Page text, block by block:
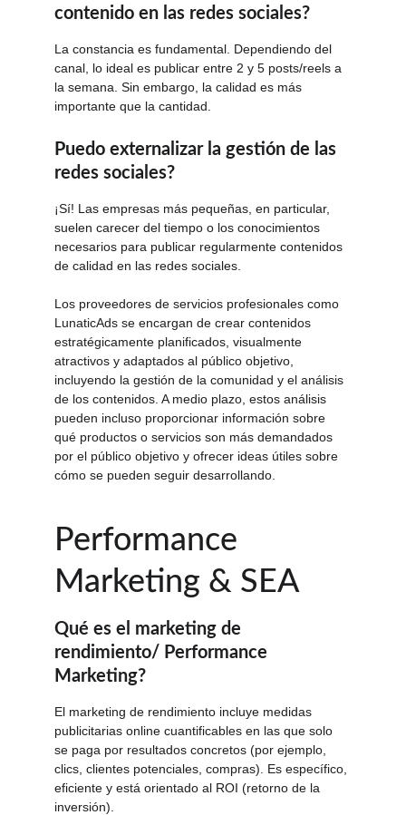
contenido en las redes sociales?
La constancia es fundamental. Dependiendo del
canal, lo ideal es publicar entre 2 y 5 posts/reels a
la semana. Sin embargo, la calidad es más
importante que la cantidad.
Puedo externalizar la gestión de las
redes sociales?
¡Sí! Las empresas más pequeñas, en particular,
suelen carecer del tiempo o los conocimientos
necesarios para publicar regularmente contenidos
de calidad en las redes sociales.
Los proveedores de servicios profesionales como
LunaticAds se encargan de crear contenidos
estratégicamente planificados, visualmente
atractivos y adaptados al público objetivo,
incluyendo la gestión de la comunidad y el análisis
de los contenidos. A medio plazo, estos análisis
pueden incluso proporcionar información sobre
qué productos o servicios son más demandados
por el público objetivo y ofrecer ideas útiles sobre
cómo se pueden seguir desarrollando.
Qué es el marketing de
rendimiento/ Performance
Marketing?
El marketing de rendimiento incluye medidas
publicitarias online cuantificables en las que solo
se paga por resultados concretos (por ejemplo,
clics, clientes potenciales, compras). Es específico,
eficiente y está orientado al ROI (retorno de la
inversión).
Performance
Marketing & SEA